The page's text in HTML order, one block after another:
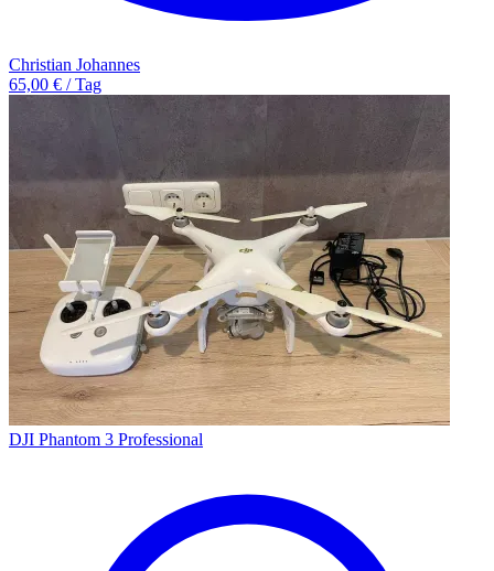
Christian Johannes
65,00 € / Tag
DJI Phantom 3 Professional